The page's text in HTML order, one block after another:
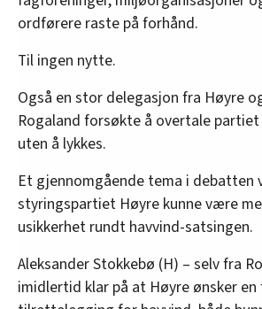
ordførere raste på forhånd.
Til ingen nytte.
Også en stor delegasjon fra Høyre
Rogaland forsøkte å overtale
uten å lykkes.
Et gjennomgående tema i debatten
styringspartiet Høyre kunne være
usikkerhet rundt havvind-satsingen.
Aleksander Stokkebø (H) – selv fra
imidlertid klar på at Høyre ønsker